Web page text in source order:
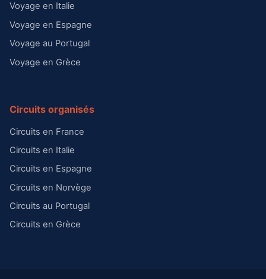
Voyage en Italie
Voyage en Espagne
Voyage au Portugal
Voyage en Grèce
Circuits organisés
Circuits en France
Circuits en Italie
Circuits en Espagne
Circuits en Norvège
Circuits au Portugal
Circuits en Grèce